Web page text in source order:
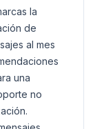
la
de
al mes
una
no